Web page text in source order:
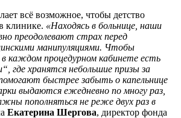
всё возможное, чтобы детство
клинике. «Находясь в больнице, наши
преодолевают страх перед
манипуляциями. Чтобы
каждом процедурном кабинете есть
где хранятся небольшие призы за
быстрее забыть о капельнице
выдаются ежедневно по многу раз,
пополняться не реже двух раз в
Екатерина Шергова, директор фонда